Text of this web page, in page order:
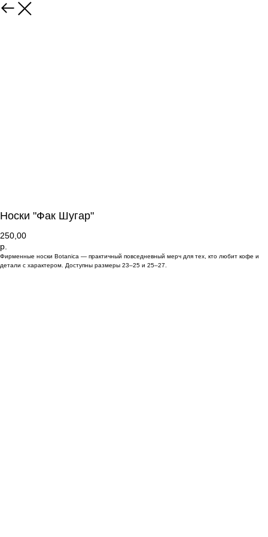
Носки "Фак Шугар"
250,00
р.
Фирменные носки Botanica — практичный повседневный мерч для тех, кто любит кофе и
детали с характером. Доступны размеры 23–25 и 25–27.